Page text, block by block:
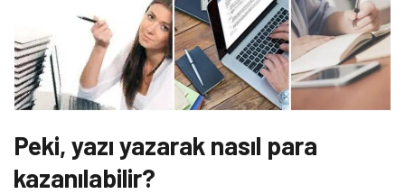
Peki, yazı yazarak nasıl para
kazanılabilir?